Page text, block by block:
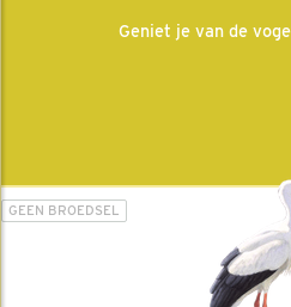
Geniet je van de
GEEN BROEDSEL